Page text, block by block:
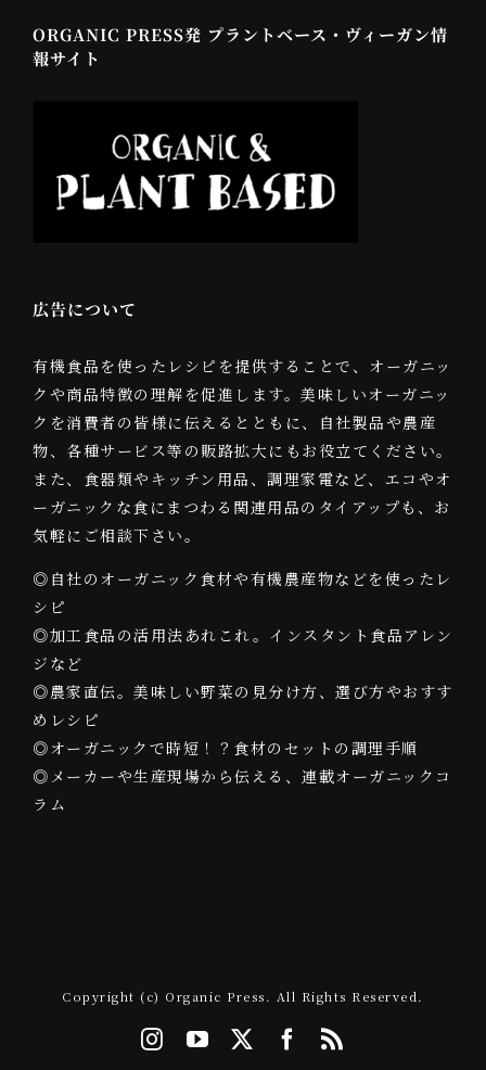
ORGANIC PRESS発 プラントベース・ヴィーガン情
報サイト
広告について
有機食品を使ったレシピを提供することで、オーガニッ
クや商品特徴の理解を促進します。美味しいオーガニッ
クを消費者の皆様に伝えるとともに、自社製品や農産
物、各種サービス等の販路拡大にもお役立てください。
また、食器類やキッチン用品、調理家電など、エコやオ
ーガニックな食にまつわる関連用品のタイアップも、お
気軽にご相談下さい。
◎自社のオーガニック食材や有機農産物などを使ったレ
シピ
◎加工食品の活用法あれこれ。インスタント食品アレン
ジなど
◎農家直伝。美味しい野菜の見分け方、選び方やおすす
めレシピ
◎オーガニックで時短！？食材のセットの調理手順
◎メーカーや生産現場から伝える、連載オーガニックコ
ラム
Copyright (c) Organic Press. All Rights Reserved.
InstagramYouTube Facebook